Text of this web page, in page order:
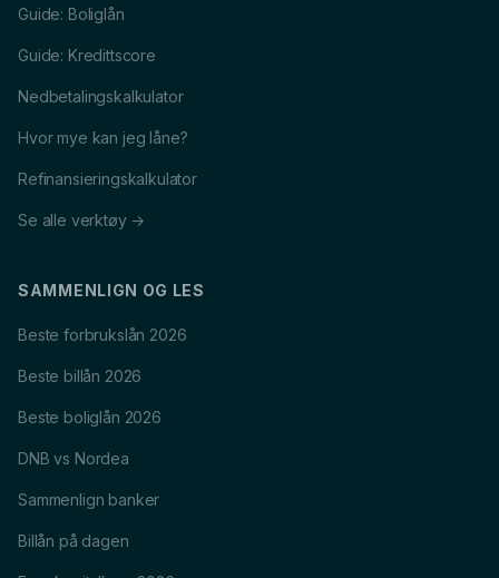
Guide: Boliglån
Guide: Kredittscore
Nedbetalingskalkulator
Hvor mye kan jeg låne?
Refinansieringskalkulator
Se alle verktøy →
SAMMENLIGN OG LES
Beste forbrukslån 2026
Beste billån 2026
Beste boliglån 2026
DNB vs Nordea
Sammenlign banker
Billån på dagen